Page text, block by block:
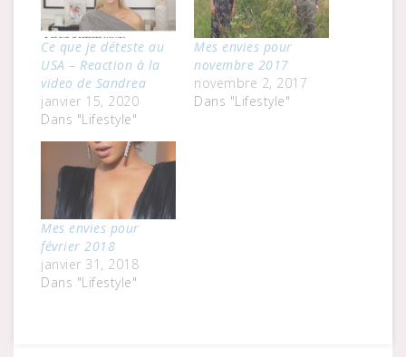
Ce que je déteste au
USA – Reaction à la
video de Sandrea
janvier 15, 2020
Dans "Lifestyle"
Mes envies pour
novembre 2017
novembre 2, 2017
Dans "Lifestyle"
Mes envies pour
février 2018
janvier 31, 2018
Dans "Lifestyle"